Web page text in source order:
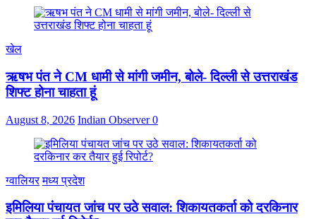
खेल
ऋषभ पंत ने CM धामी से मांगी जमीन, बोले- दिल्ली से उत्तराखंड
शिफ्ट होना चाहता हूं
August 8, 2026 Indian Observer0
ग्वालियर मध्य प्रदेश
इमिलिया पंचायत जांच पर उठे सवाल: शिकायतकर्ता को दरकिनार